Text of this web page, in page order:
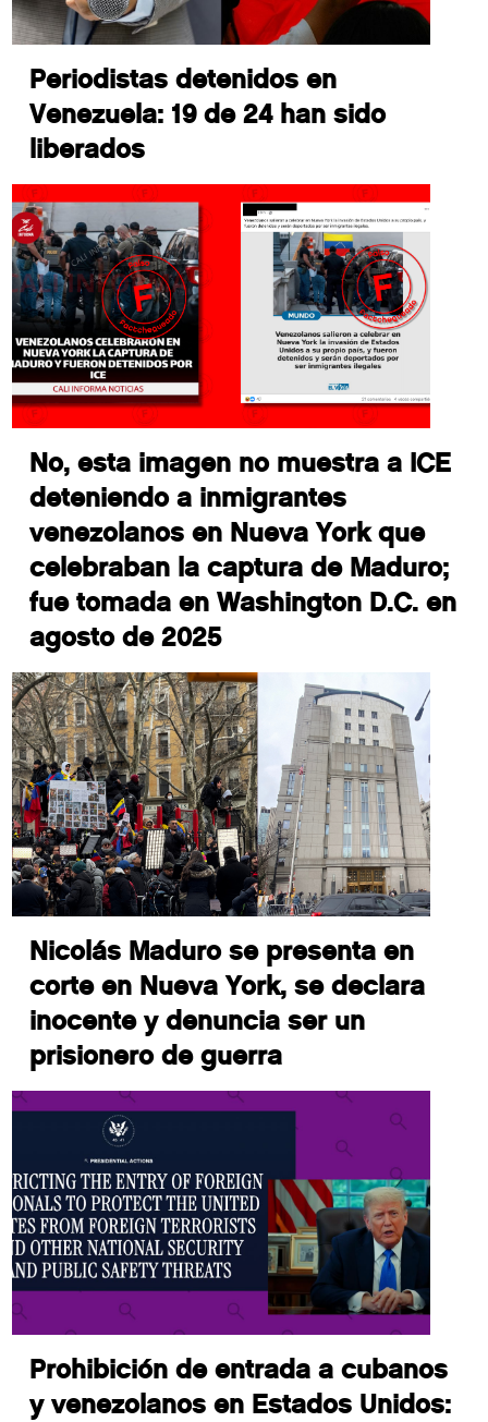
Periodistas detenidos en
Venezuela: 19 de 24 han sido
liberados
No, esta imagen no muestra a ICE
deteniendo a inmigrantes
venezolanos en Nueva York que
celebraban la captura de Maduro;
fue tomada en Washington D.C. en
agosto de 2025
Nicolás Maduro se presenta en
corte en Nueva York, se declara
inocente y denuncia ser un
prisionero de guerra
Prohibición de entrada a cubanos
y venezolanos en Estados Unidos: